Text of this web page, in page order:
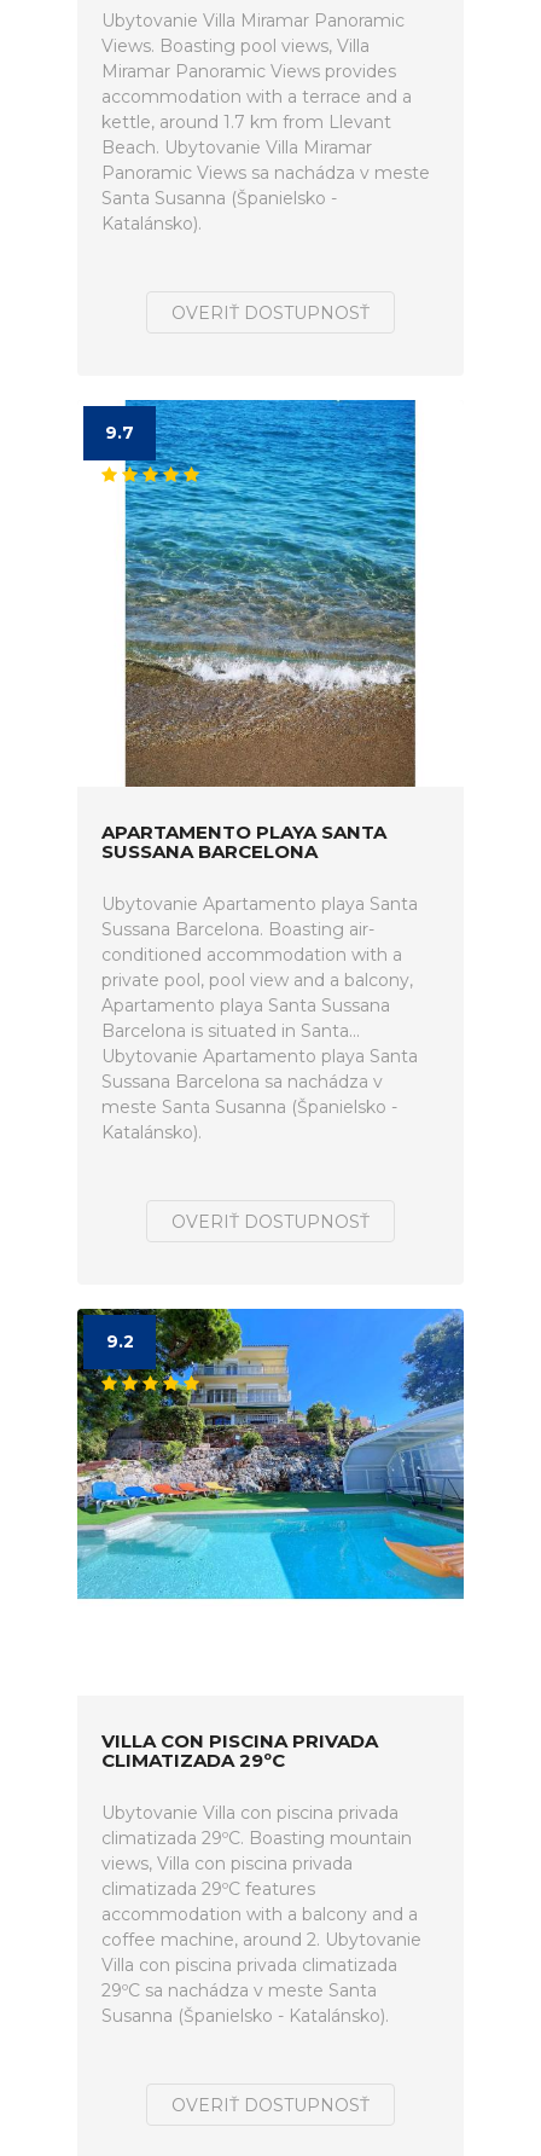
Ubytovanie Villa Miramar Panoramic
Views. Boasting pool views, Villa
Miramar Panoramic Views provides
accommodation with a terrace and a
kettle, around 1.7 km from Llevant
Beach. Ubytovanie Villa Miramar
Panoramic Views sa nachádza v meste
Santa Susanna (Španielsko -
Katalánsko).
OVERIŤ DOSTUPNOSŤ
9.7
APARTAMENTO PLAYA SANTA
SUSSANA BARCELONA
Ubytovanie Apartamento playa Santa
Sussana Barcelona. Boasting air-
conditioned accommodation with a
private pool, pool view and a balcony,
Apartamento playa Santa Sussana
Barcelona is situated in Santa...
Ubytovanie Apartamento playa Santa
Sussana Barcelona sa nachádza v
meste Santa Susanna (Španielsko -
Katalánsko).
OVERIŤ DOSTUPNOSŤ
9.2
VILLA CON PISCINA PRIVADA
CLIMATIZADA 29ºC
Ubytovanie Villa con piscina privada
climatizada 29ºC. Boasting mountain
views, Villa con piscina privada
climatizada 29ºC features
accommodation with a balcony and a
coffee machine, around 2. Ubytovanie
Villa con piscina privada climatizada
29ºC sa nachádza v meste Santa
Susanna (Španielsko - Katalánsko).
OVERIŤ DOSTUPNOSŤ